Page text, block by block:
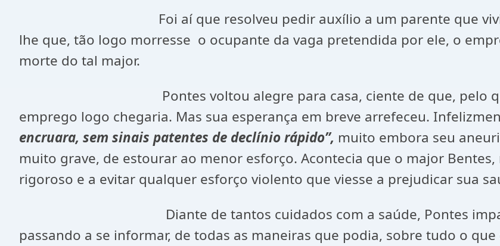
Foi aí que resolveu pedir auxílio a um parente que vivia
lhe que, tão logo morresse o ocupante da vaga pretendida por ele, o
morte do tal major.
Pontes voltou alegre para casa, ciente de que, pelo que
emprego logo chegaria. Mas sua esperança em breve arrefeceu.
encruara, sem sinais patentes de declínio rápido”, muito embora seu
muito grave, de estourar ao menor esforço. Acontecia que o major
rigoroso e a evitar qualquer esforço violento que viesse a prejudicar sua
Diante de tantos cuidados com a saúde, Pontes
passando a se informar, de todas as maneiras que podia, sobre tudo o